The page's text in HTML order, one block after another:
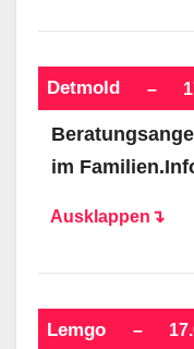
Detmold –
im
Ausklappen↴
Lemgo –